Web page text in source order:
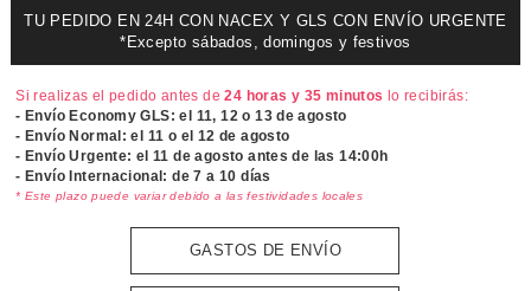
TU PEDIDO EN 24H CON NACEX Y GLS CON ENVÍO URGENTE
*Excepto sábados, domingos y festivos
Si realizas el pedido antes de24 horas y 35 minutos lo recibirás:
- Envío Economy GLS: el 11, 12 o 13 de agosto
- Envío Normal: el 11 o el 12 de agosto
- Envío Urgente: el11 de agosto antes de las 14:00h
- Envío Internacional: de 7 a 10 días
* Este plazo puede variar debido a las festividades locales
GASTOS DE ENVÍO